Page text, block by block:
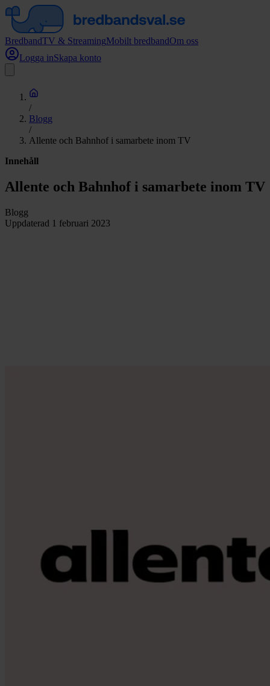
BredbandTV & StreamingMobilt bredbandOm oss
Logga inSkapa konto
/
Blogg
/
Allente och Bahnhof i samarbete inom TV
Innehåll
Allente och Bahnhof i samarbete inom TV
Blogg
Uppdaterad 1 februari 2023